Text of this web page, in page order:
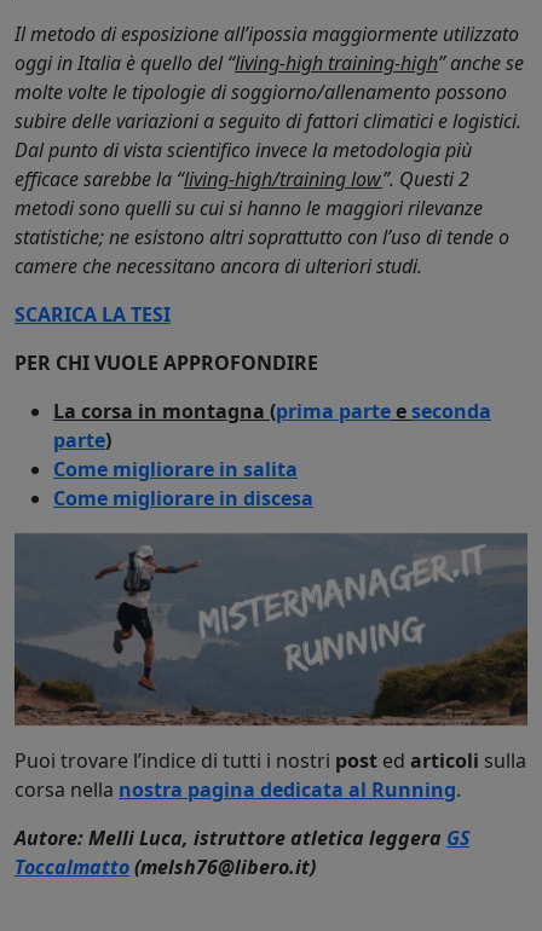
Il metodo di esposizione all’ipossia maggiormente utilizzato
oggi in Italia è quello del “living-high training-high” anche se
molte volte le tipologie di soggiorno/allenamento possono
subire delle variazioni a seguito di fattori climatici e logistici.
Dal punto di vista scientifico invece la metodologia più
efficace sarebbe la “living-high/training low”. Questi 2
metodi sono quelli su cui si hanno le maggiori rilevanze
statistiche; ne esistono altri soprattutto con l’uso di tende o
camere che necessitano ancora di ulteriori studi.
SCARICA LA TESI
PER CHI VUOLE APPROFONDIRE
La corsa in montagna (prima parteeseconda
parte)
Come migliorare in salita
Come migliorare in discesa
Puoi trovare l’indice di tutti i nostri post ed articoli sulla
corsa nella nostra pagina dedicata al Running.
Autore: Melli Luca, istruttore atletica leggera GS
Toccalmatto(melsh76@libero.it)